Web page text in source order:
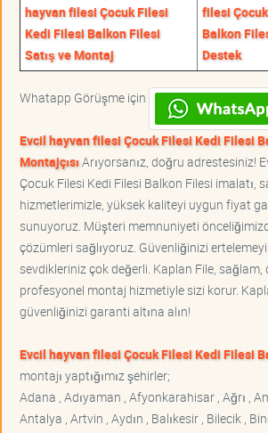
hayvan filesi Çocuk Filesi
Kedi Filesi Balkon Filesi
Satış ve Montaj
filesi
Balkon
Destek
Whatapp Görüşme için
Evcil hayvan filesi Çocuk Filesi Kedi Filesi
MontajçısıArıyorsanız, doğru adrestesiniz!
Çocuk Filesi Kedi Filesi Balkon Filesi imalatı,
hizmetlerimizle, yüksek kaliteyi uygun fiyat
sunuyoruz. Müşteri memnuniyeti
çözümleri sağlıyoruz. Güvenliğinizi
sevdikleriniz çok değerli. Kaplan File, sağlam,
profesyonel montaj hizmetiyle sizi korur.
güvenliğinizi garanti altına alın!
Evcil hayvan filesi Çocuk Filesi Kedi Filesi
montajı yaptığımız şehirler;
Adana , Adıyaman , Afyonkarahisar , Ağrı ,
Antalya , Artvin , Aydın , Balıkesir , Bilecik ,